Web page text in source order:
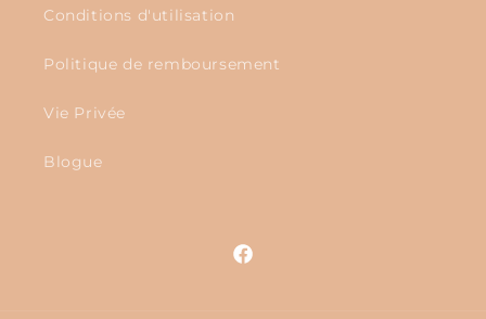
Conditions d'utilisation
Politique de remboursement
Vie Privée
Blogue
Facebook